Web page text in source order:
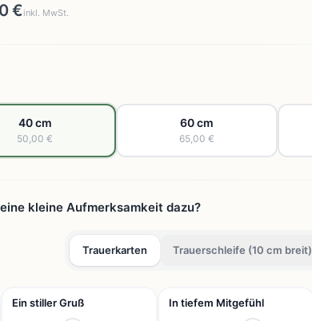
€inkl. MwSt.
40 cm
50,00 €
60 cm
65,00 €
kleine Aufmerksamkeit dazu?
Trauerkarten Trauerschleife (10 cm breit)
Ein stiller Gruß In tiefem Mitgefühl